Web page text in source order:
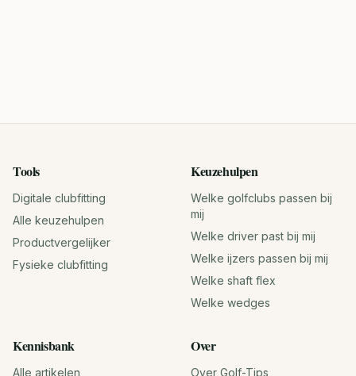
Tools
Digitale clubfitting
Alle keuzehulpen
Productvergelijker
Fysieke clubfitting
Keuzehulpen
Welke golfclubs passen bij
mij
Welke driver past bij mij
Welke ijzers passen bij mij
Welke shaft flex
Welke wedges
Kennisbank
Alle artikelen
Over
Over Golf-Tips